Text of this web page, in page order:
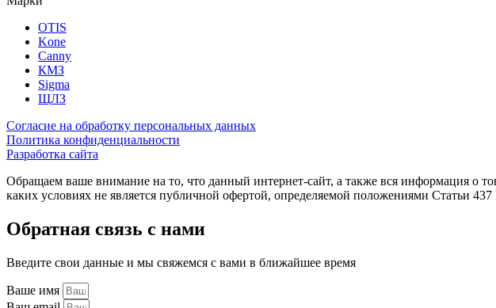
OTIS
Kone
Canny
КМЗ
Sigma
ЩЛЗ
Согласие на обработку персональных данных
Политика конфиденциальности
Разработка сайта
Обращаем ваше внимание на то, что данный интернет-сайт, а также вся информация о
каких условиях не является публичной офертой, определяемой положениями Статьи
Обратная связь с нами
Введите свои данные и мы свяжемся с вами в ближайшее время
Ваше имя